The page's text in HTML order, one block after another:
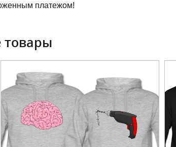
платежом!
товары